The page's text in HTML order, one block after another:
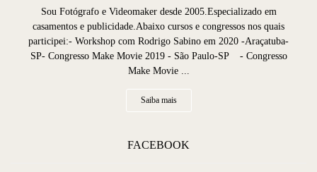
Sou Fotógrafo e Videomaker desde 2005.Especializado em
casamentos e publicidade.Abaixo cursos e congressos nos quais
participei:- Workshop com Rodrigo Sabino em 2020 -Araçatuba-
SP- Congresso Make Movie 2019 - São Paulo-SP - Congresso
Make Movie ...
Saiba mais
FACEBOOK